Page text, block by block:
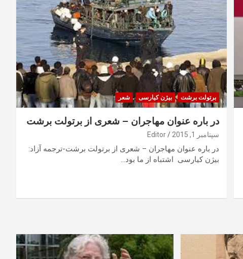
برتولت برشت بیژن کیارسی شعر
در باره عنوان مهاجران – شعری از برتولت برشت
سپتامبر 1, 2015 Editor
در باره عنوان مهاجران – شعری از برتولت برشت-ترجمه آزاد:
بیژن کیارسی اشتباه از ما بود…